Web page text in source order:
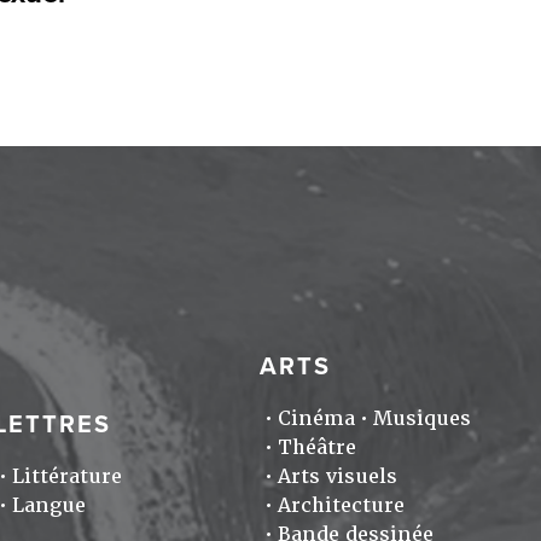
Littérature
Langue
ARTS
Cinéma
Musiques
Théâtre
Arts visuels
Architecture
Bande dessinée